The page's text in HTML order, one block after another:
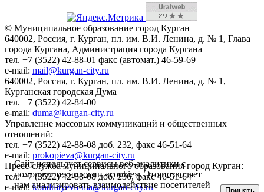
© Муниципальное образование город Курган
640002, Россия, г. Курган, пл. им. В.И. Ленина, д. № 1, Глава
города Кургана, Администрация города Кургана
тел. +7 (3522) 42-88-01 факс (автомат.) 46-59-69
e-mail: mail@kurgan-city.ru
640002, Россия, г. Курган, пл. им. В.И. Ленина, д. № 1,
Курганская городская Дума
тел. +7 (3522) 42-84-00
e-mail: duma@kurgan-city.ru
Управление массовых коммуникаций и общественных
отношений:
тел. +7 (3522) 42-88-08 доб. 232, факс 46-51-64
e-mail: prokopieva@kurgan-city.ru
Пресс-служба муниципального образования город Курган:
тел. +7 (3522) 42-88-08 доб. 236, факс 46-51-64
e-mail:kondratyeva-ma@kurgan-city.ru
Сайт использует сервисы веб-аналитики с
помощью технологии «cookie». Это позволяет
нам анализировать взаимодействие посетителей
Принять